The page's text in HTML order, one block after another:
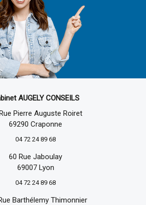
AUGELY CONSEILS
Pierre Auguste Roiret
69290 Craponne
04 72 24 89 68
60 Rue Jaboulay
69007 Lyon
04 72 24 89 68
Barthélemy Thimonnier